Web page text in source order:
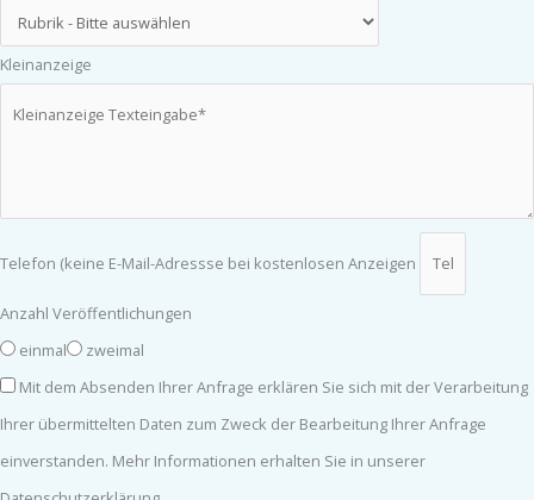
Kleinanzeige
Telefon (keine E-Mail-Adressse bei kostenlosen Anzeigen
Anzahl Veröffentlichungen
einmal
zweimal
Mit dem Absenden Ihrer Anfrage erklären Sie sich mit der Verarbeitung
Ihrer übermittelten Daten zum Zweck der Bearbeitung Ihrer Anfrage
einverstanden. Mehr Informationen erhalten Sie in unserer